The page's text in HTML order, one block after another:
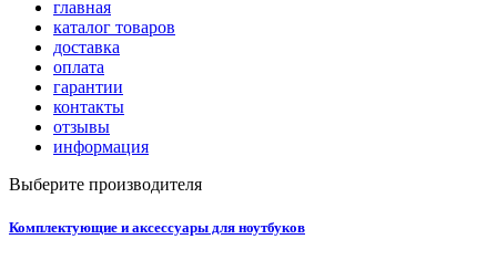
главная
каталог товаров
доставка
оплата
гарантии
контакты
отзывы
информация
Выберите производителя
Комплектующие и аксессуары для ноутбуков